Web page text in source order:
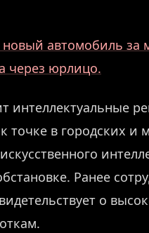
автомобиль за
через юрлицо.
интеллектуальные
точке в городских
Ранее
о